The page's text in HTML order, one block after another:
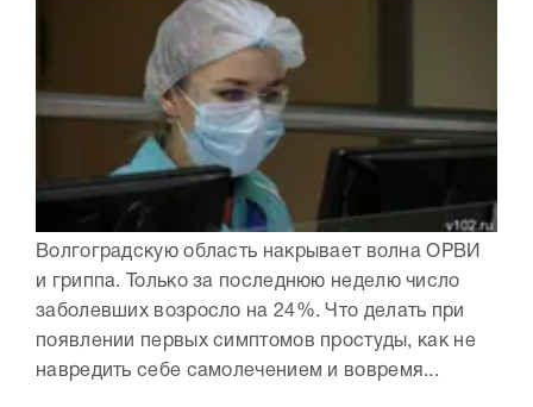
Волгоградскую область накрывает волна ОРВИ
и гриппа. Только за последнюю неделю число
заболевших возросло на 24%. Что делать при
появлении первых симптомов простуды, как не
навредить себе самолечением и вовремя...